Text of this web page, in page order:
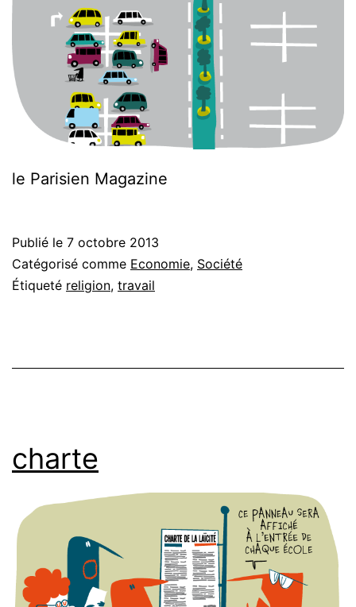
le Parisien Magazine
Publié le 7 octobre 2013
Catégorisé comme Economie, Société
Étiqueté religion, travail
charte